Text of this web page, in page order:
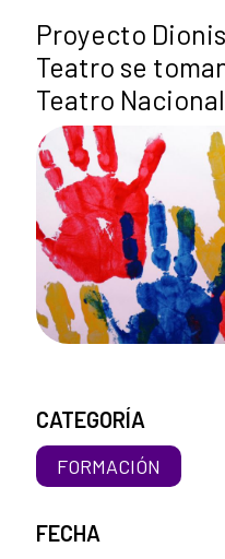
Proyecto
Teatro se
Teatro Nacional
CATEGORÍA
FORMACIÓN
FECHA